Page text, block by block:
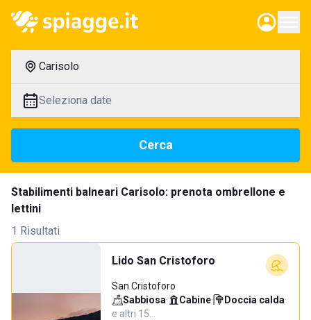
Carisolo
Seleziona date
Cerca
Stabilimenti balneari Carisolo: prenota ombrellone e
lettini
1 Risultati
Lido San Cristoforo
San Cristoforo
Sabbiosa· Cabine· Doccia calda·
e altri 15…